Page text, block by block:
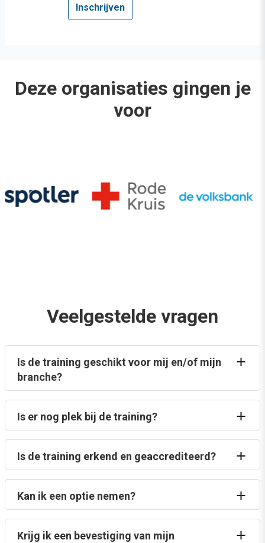
Inschrijven
Deze organisaties gingen je
voor
Veelgestelde vragen
Is de training geschikt voor mij en/of mijn
branche?
Is er nog plek bij de training?
Is de training erkend en geaccrediteerd?
Kan ik een optie nemen?
Krijg ik een bevestiging van mijn